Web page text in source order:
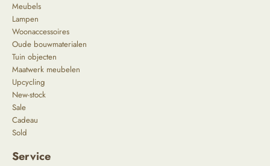
Meubels
Lampen
Woonaccessoires
Oude bouwmaterialen
Tuin objecten
Maatwerk meubelen
Upcycling
New-stock
Sale
Cadeau
Sold
Service